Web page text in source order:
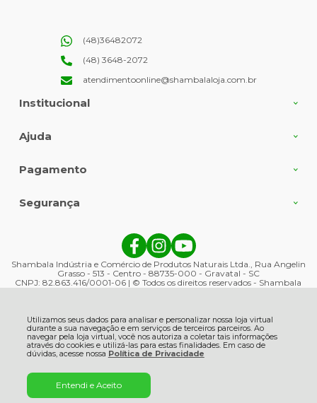
Utilizamos seus dados para analisar e personalizar nossa loja virtual
durante a sua navegação e em serviços de terceiros parceiros. Ao
navegar pela loja virtual, você nos autoriza a coletar tais informações
através do cookies e utilizá-las para estas finalidades. Em caso de
dúvidas, acesse nossa Política de Privacidade
Entendi e Aceito
Institucional
Ajuda
(48)36482072
(48) 3648-2072
atendimentoonline@shambalaloja.com.br
Pagamento
Segurança
Shambala Indústria e Comércio de Produtos Naturais Ltda., Rua Angelin
Grasso - 513 - Centro - 88735-000 - Gravatal - SC
CNPJ: 82.863.416/0001-06 | © Todos os direitos reservados - Shambala